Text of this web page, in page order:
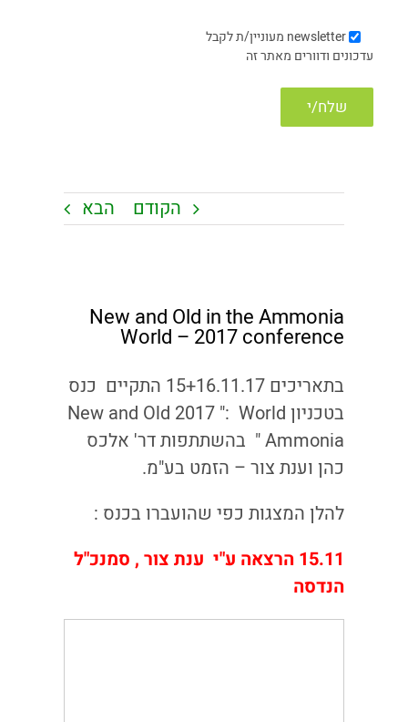
הקודם הבא
בתמונה
מוגדלת
New and Old in the Ammonia
World – 2017 conference
בתאריכים 15+16.11.17 התקיים כנס
בטכניון New and Old 2017 ": World
Ammonia" בהשתתפות דר' אלכס
כהן וענת צור – הזמט בע"מ.
להלן המצגות כפי שהועברו בכנס :
15.11 הרצאה ע"י ענת צור , סמנכ"ל
הנדסה
newsletter מעוניין/ת לקבל
עדכונים ודוורים מאתר זה